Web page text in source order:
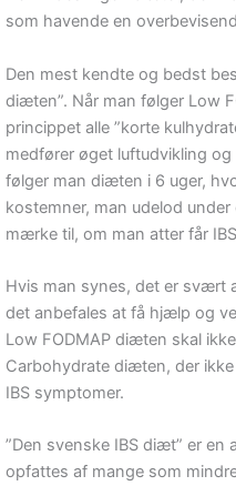
som havende en
Den mest kendte og bedst
diæten”. Når man følger Low
princippet alle ”korte
medfører øget luftudvikling
følger man diæten i 6 uger,
kostemner, man udelod
mærke til, om man atter får
Hvis man synes, det er svært
det anbefales at få hjælp og
Low FODMAP diæten skal
Carbohydrate diæten, der
IBS symptomer.
”Den svenske IBS diæt” er
opfattes af mange som